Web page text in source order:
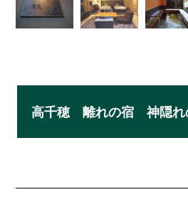
高千穂 離れの宿 神隠れ